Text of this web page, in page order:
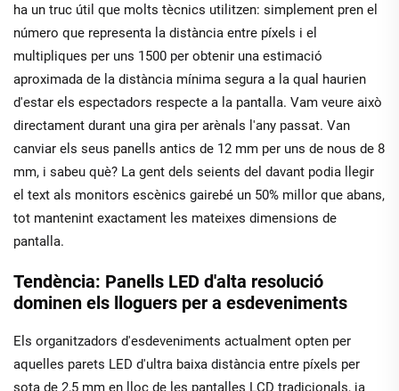
ha un truc útil que molts tècnics utilitzen: simplement pren el
número que representa la distància entre píxels i el
multipliques per uns 1500 per obtenir una estimació
aproximada de la distància mínima segura a la qual haurien
d'estar els espectadors respecte a la pantalla. Vam veure això
directament durant una gira per arènals l'any passat. Van
canviar els seus panells antics de 12 mm per uns de nous de 8
mm, i sabeu què? La gent dels seients del davant podia llegir
el text als monitors escènics gairebé un 50% millor que abans,
tot mantenint exactament les mateixes dimensions de
pantalla.
Tendència: Panells LED d'alta resolució
dominen els lloguers per a esdeveniments
Els organitzadors d'esdeveniments actualment opten per
aquelles parets LED d'ultra baixa distància entre píxels per
sota de 2,5 mm en lloc de les pantalles LCD tradicionals, ja